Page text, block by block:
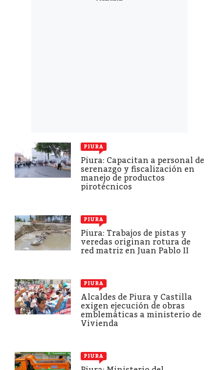
PIURA
Piura: Capacitan a personal de
serenazgo y fiscalización en
manejo de productos
pirotécnicos
PIURA
Piura: Trabajos de pistas y
veredas originan rotura de
red matriz en Juan Pablo II
PIURA
Alcaldes de Piura y Castilla
exigen ejecución de obras
emblemáticas a ministerio de
Vivienda
PIURA